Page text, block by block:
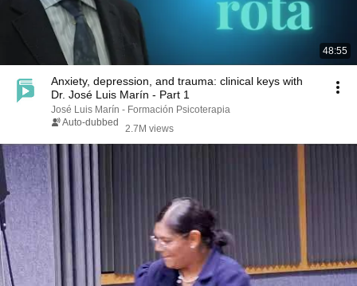
48:55
Anxiety, depression, and trauma: clinical keys with
Dr. José Luis Marín - Part 1
José Luis Marín - Formación Psicoterapia
Auto-dubbed
2.7M views